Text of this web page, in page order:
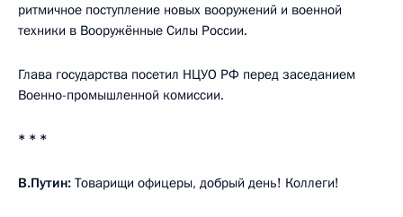
ритмичное поступление новых вооружений и военной
техники в Вооружённые Силы России.
Глава государства посетил НЦУО РФ перед заседанием
Военно-промышленной комиссии.
* * *
В.Путин: Товарищи офицеры, добрый день! Коллеги!